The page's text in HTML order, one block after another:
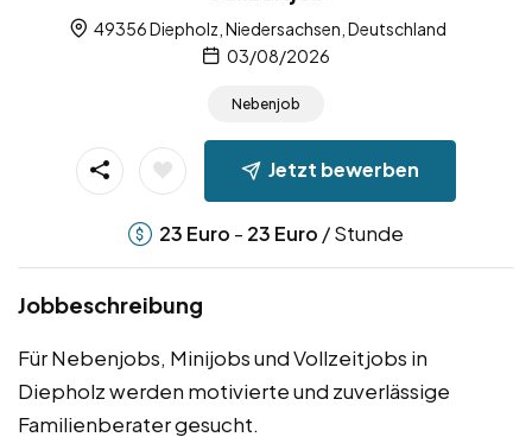
49356 Diepholz, Niedersachsen, Deutschland
03/08/2026
Nebenjob
Jetzt bewerben
23 Euro - 23 Euro / Stunde
Jobbeschreibung
Für Nebenjobs, Minijobs und Vollzeitjobs in
Diepholz werden motivierte und zuverlässige
Familienberater gesucht.